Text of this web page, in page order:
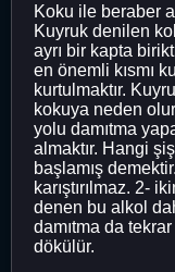
Koku ile beraber
Kuyruk denilen
ayrı bir kapta
en önemli kısmı
kurtulmaktır.
kokuya neden
yolu damıtma
almaktır. Hangi
başlamış
karıştırılmaz. 2-
denen bu alkol
damıtma da
dökülür.